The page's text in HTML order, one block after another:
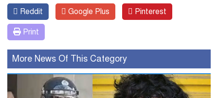
Reddit Google Plus Pinterest
Print
More News Of This Category